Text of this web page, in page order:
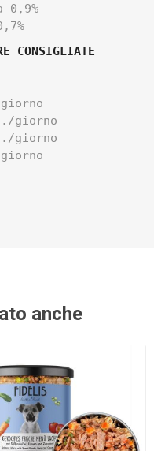
0,9%
CONSIGLIATE
giorno
giorno
anche